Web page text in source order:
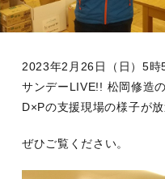
2023年2月26日（日）5
サンデーLIVE!! 松岡修造
D×Pの支援現場の様子が放
ぜひご覧ください。